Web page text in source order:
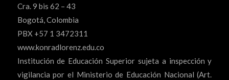
Cra. 9 bis 62 – 43
Bogotá, Colombia
PBX +57 1 3472311
www.konradlorenz.edu.co
Institución de Educación Superior sujeta a inspección y
vigilancia por el Ministerio de Educación Nacional (Art.